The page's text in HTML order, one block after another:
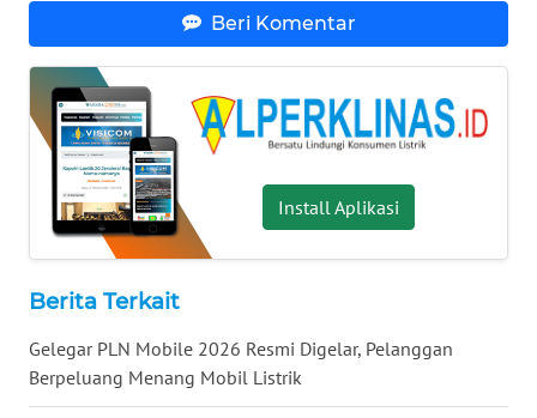
Beri Komentar
Install Aplikasi
Berita Terkait
Gelegar PLN Mobile 2026 Resmi Digelar, Pelanggan
Berpeluang Menang Mobil Listrik
WN
MALUT
WN
DAIRI
WN
WN
NIAS